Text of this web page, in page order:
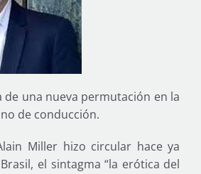
de una nueva permutación en la
de conducción.
Miller hizo circular hace ya
el sintagma “la erótica del